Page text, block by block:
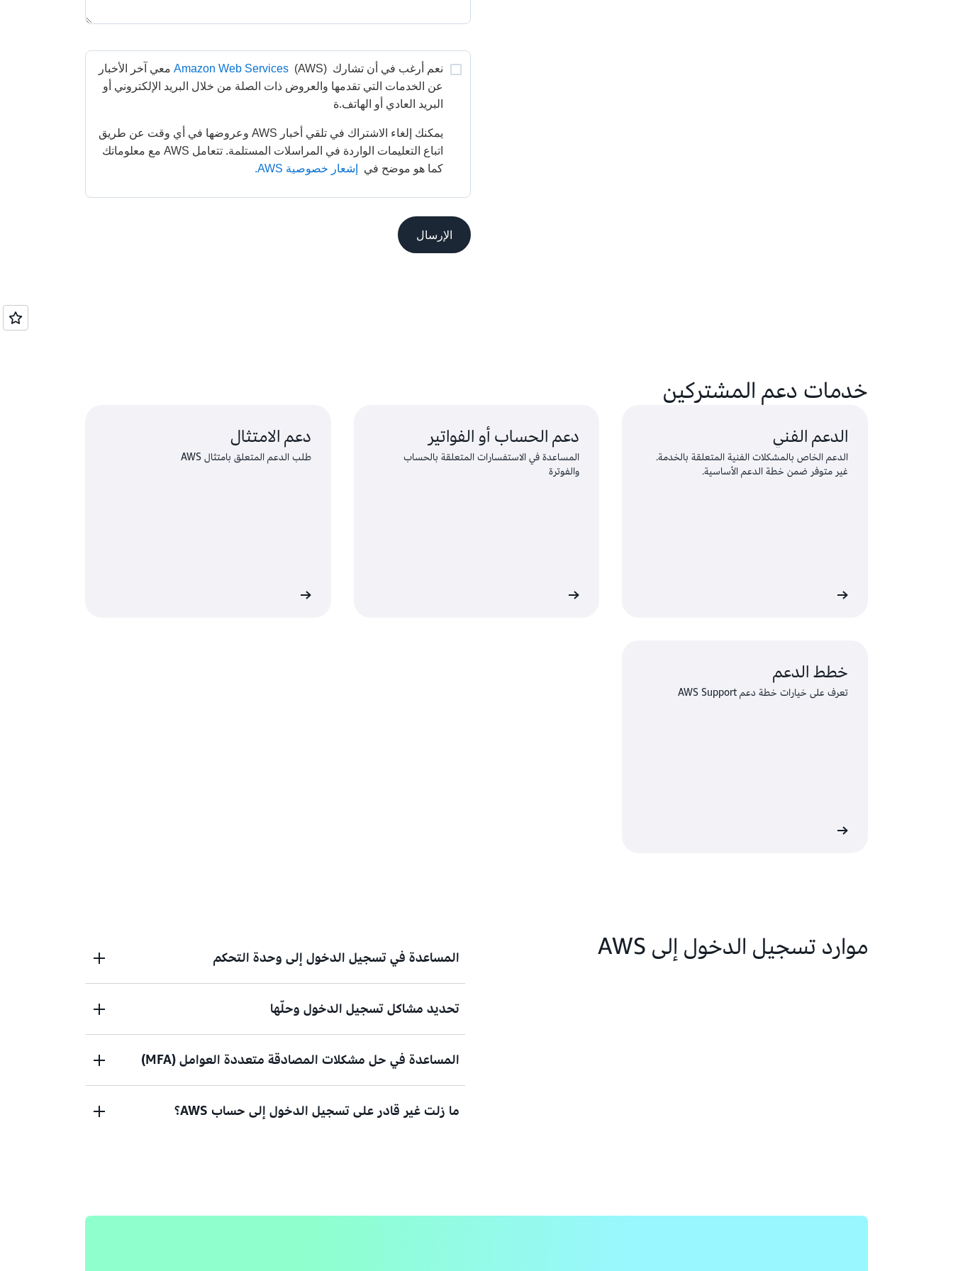
نعم أرغب في أن تشارك Amazon Web Services
البريد العادي أو الهاتف.ة
كما هو موضح في
إشعار خصوصية AWS.
الإرسال
خدمات دعم المشتركين
الدعم الفني
الدعم الخاص بالمشكلات الفنية المتعلقة بالخدمة.
غير متوفر ضمن خطة الدعم الأساسية.
دعم الحساب أو الفواتير
المساعدة في الاستفسارات المتعلقة بالحساب
والفوترة
دعم الامتثال
طلب الدعم المتعلق بامتثال AWS
خطط الدعم
تعرف على خيارات خطة دعم AWS Support
موارد تسجيل الدخول إلى AWS المساعدة في تسجيل الدخول إلى وحدة التحكم
هل تحتاج إلى مساعدة لتسجيل الدخول إلى وحدة تحكم إدارة AWS؟
عرض الوثائق
تحديد مشاكل تسجيل الدخول وحلّها
هل حاولت تسجيل الدخول، ولكن بيانات الاعتماد لم تعمل؟ أو ليس لديك بيانات
عرض الحلول
المساعدة في حل مشكلات المصادقة متعددة العوامل (MFA)
جهاز المصادقة متعددة العوامل (MFA) المفقود أو غير القابل للاستخدام
ما زلت غير قادر على تسجيل الدخول إلى حساب AWS؟
عرض النموذج